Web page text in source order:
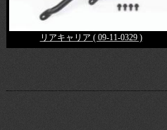
リアキャリア ( 09-11-0329 )